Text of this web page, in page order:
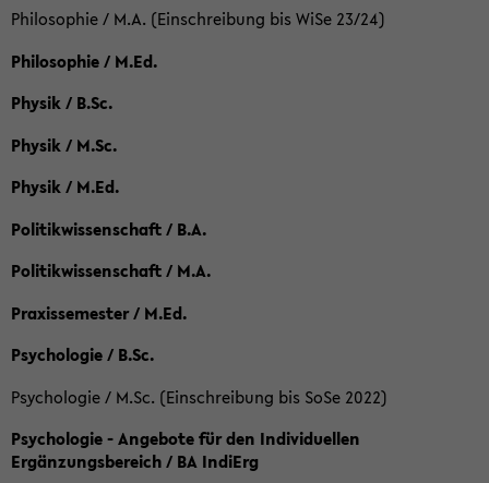
Philosophie / M.A. (Einschreibung bis WiSe 23/24)
Philosophie / M.Ed.
Physik / B.Sc.
Physik / M.Sc.
Physik / M.Ed.
Politikwissenschaft / B.A.
Politikwissenschaft / M.A.
Praxissemester / M.Ed.
Psychologie / B.Sc.
Psychologie / M.Sc. (Einschreibung bis SoSe 2022)
Psychologie - Angebote für den Individuellen
Ergänzungsbereich / BA IndiErg